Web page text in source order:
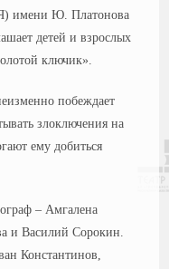
имени Ю. Платонова
детей и взрослых
ключик».
побеждает
злоключения на
ему добиться
– Амгалена
и Василий Сорокин.
Константинов,